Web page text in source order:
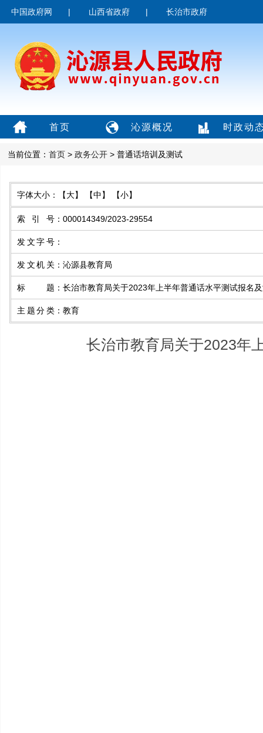
中国政府网 | 山西省政府 | 长治市政府
首页 沁源概况 时政动
当前位置： 首页 > 政务公开 > 普通话培训及测试
字体大小： 【大】 【中】 【小】
索引号 ： 000014349/2023-29554
发文字号 ：
发文机关 ： 沁源县教育局
标题 ： 长治市教育局关于2023年上半年普通话水平测试报名
主题分类 ： 教育
长治市教育局关于2023年